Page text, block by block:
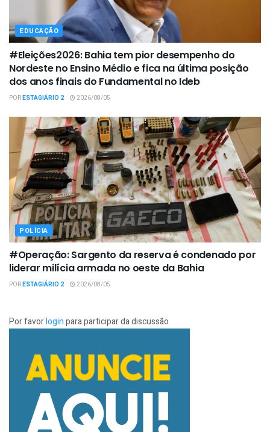
EDUCAÇÃO
#Eleições2026: Bahia tem pior desempenho do
Nordeste no Ensino Médio e fica na última posição
dos anos finais do Fundamental no Ideb
PORESTAGIÁRIO 2 2026/08/05
POLÍCIA
#Operação: Sargento da reserva é condenado por
liderar milícia armada no oeste da Bahia
PORESTAGIÁRIO 2 2026/08/05
Por favorloginpara participar da discussão